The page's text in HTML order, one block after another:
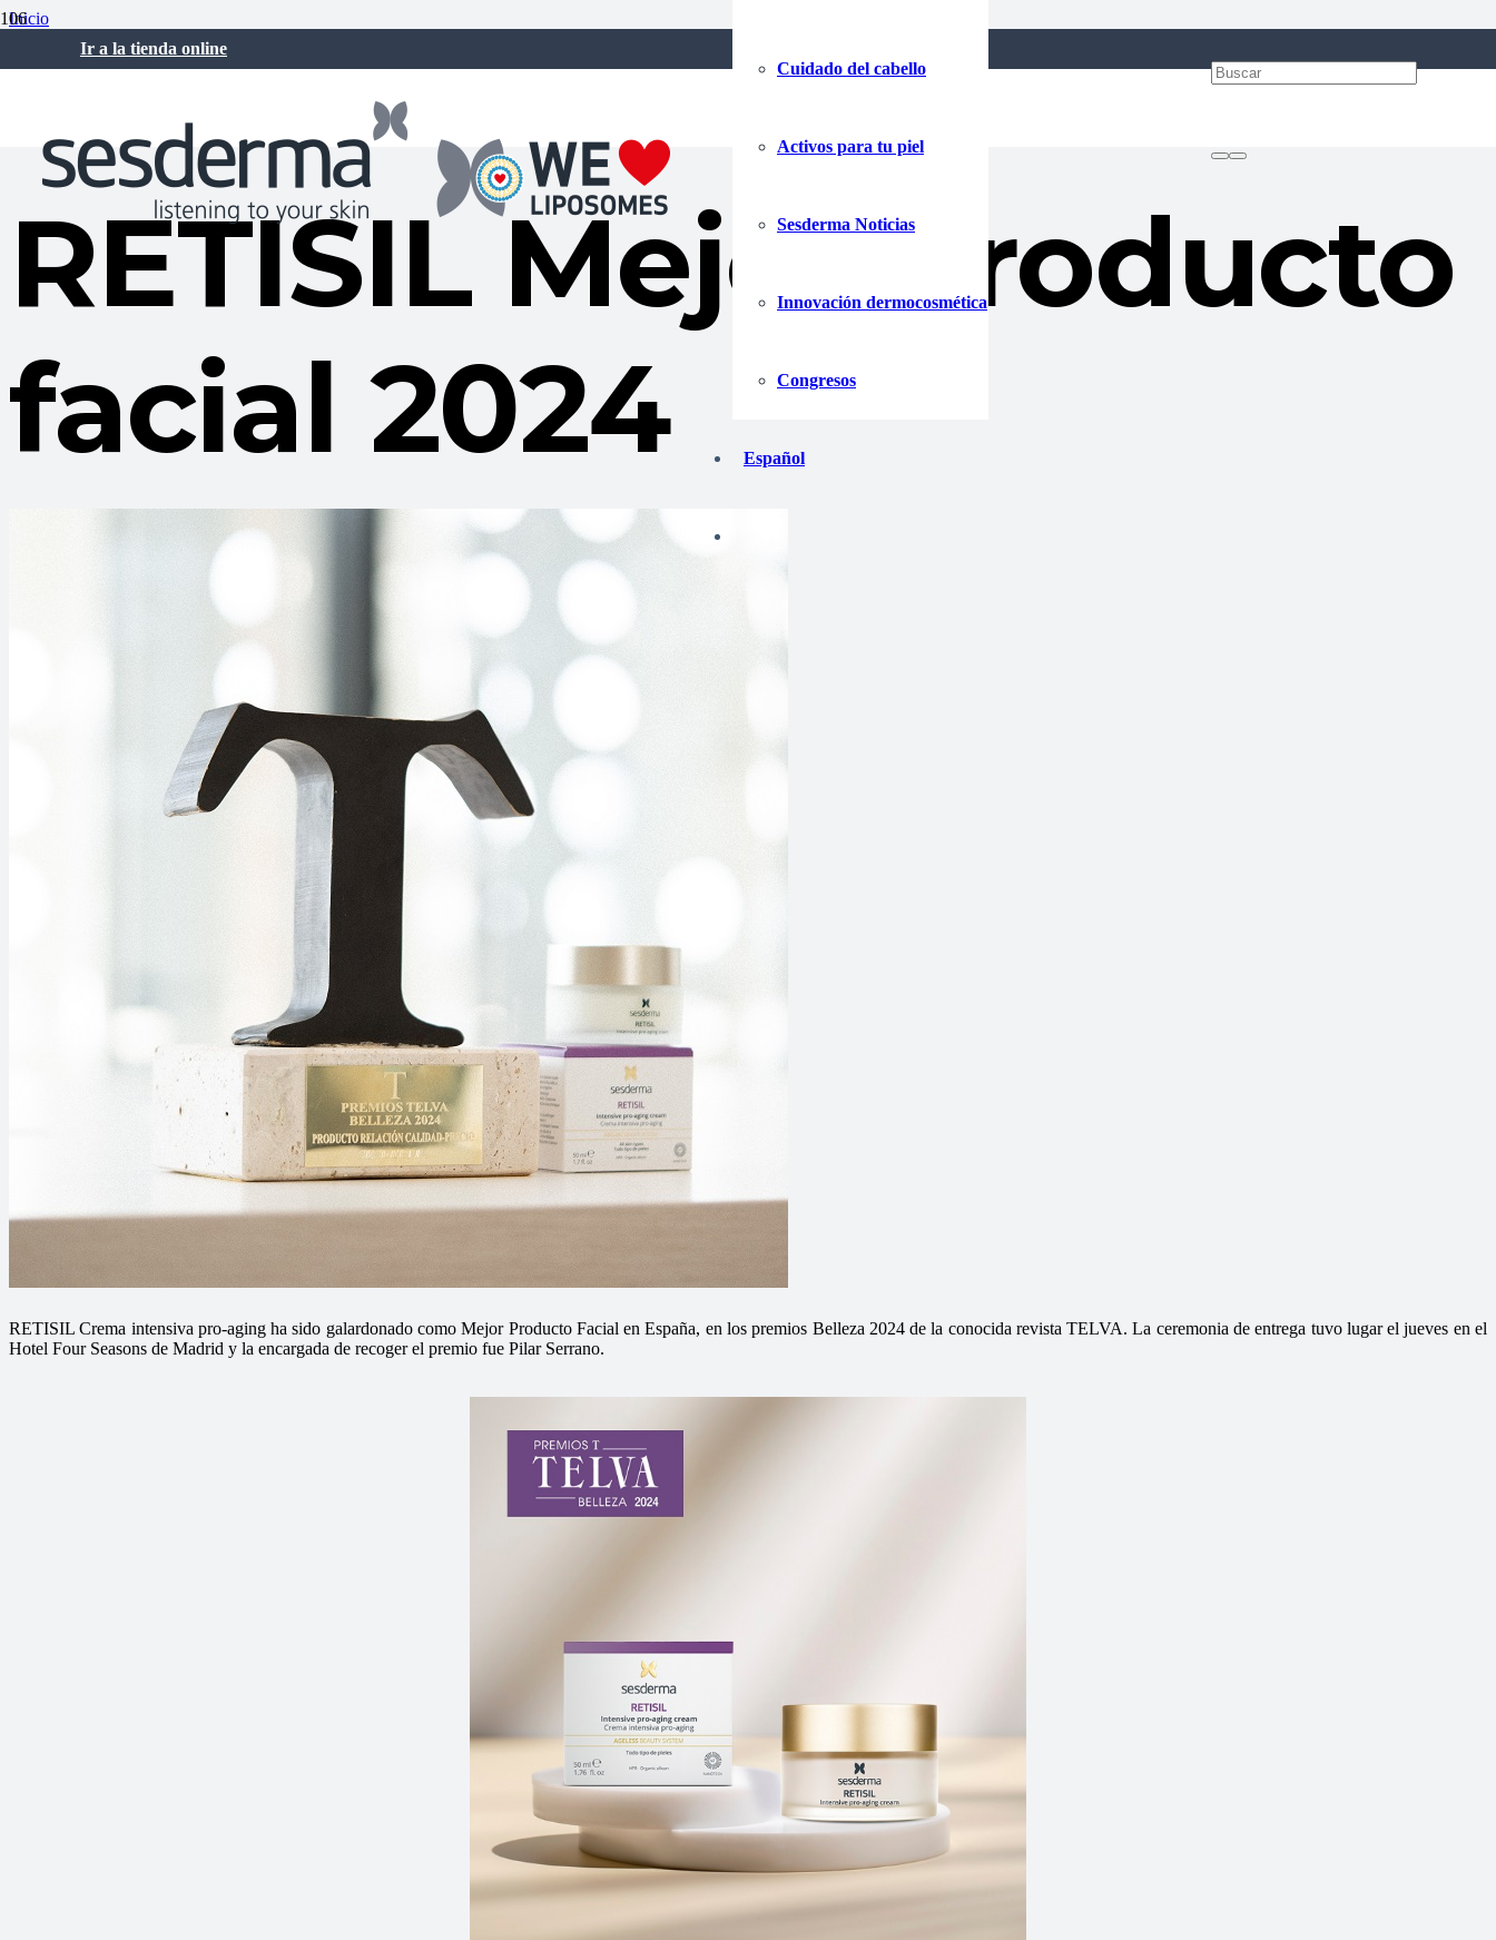
Ir a la tienda online
Cuidado del cabello
Activos para tu piel
Sesderma Noticias
Innovación dermocosmética
Congresos
Español
Inicio
Sesderma Noticias
RETISIL Mejor producto facial 2024
RETISIL Mejor producto
facial 2024
RETISIL Crema intensiva pro-aging ha sido galardonado como Mejor Producto Facial en España, en los premios Belleza 2024 de la conocida revista TELVA. La ceremonia de entrega tuvo lugar el jueves en el
Hotel Four Seasons de Madrid y la encargada de recoger el premio fue Pilar Serrano.